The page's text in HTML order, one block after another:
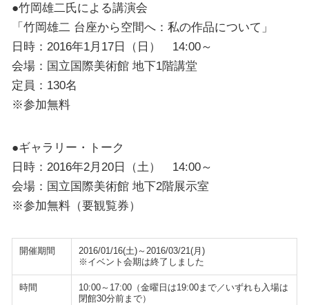
●竹岡雄二氏による講演会
「竹岡雄二 台座から空間へ：私の作品について」
日時：2016年1月17日（日） 14:00～
会場：国立国際美術館 地下1階講堂
定員：130名
※参加無料
●ギャラリー・トーク
日時：2016年2月20日（土） 14:00～
会場：国立国際美術館 地下2階展示室
※参加無料（要観覧券）
開催期間
2016/01/16(土)～2016/03/21(月)
※イベント会期は終了しました
時間
10:00～17:00（金曜日は19:00まで／いずれも入場は
閉館30分前まで）